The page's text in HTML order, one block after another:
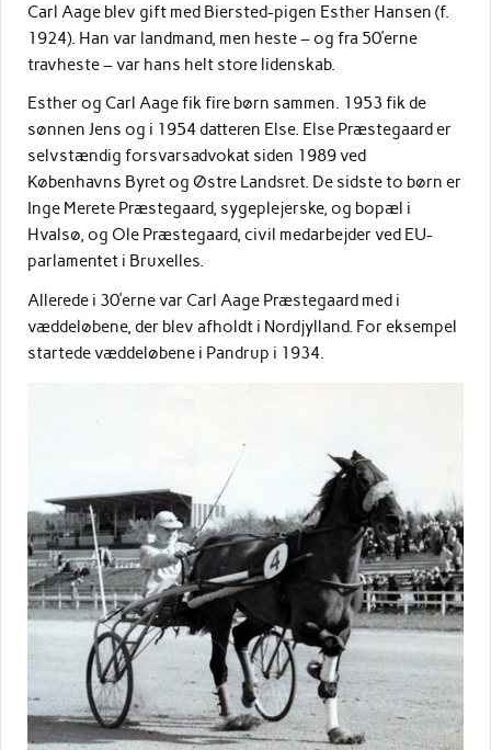
Carl Aage blev gift med Biersted-pigen Esther Hansen (f.
1924). Han var landmand, men heste – og fra 50’erne
travheste – var hans helt store lidenskab.
Esther og Carl Aage fik fire børn sammen. 1953 fik de
sønnen Jens og i 1954 datteren Else. Else Præstegaard er
selvstændig forsvarsadvokat siden 1989 ved
Københavns Byret og Østre Landsret. De sidste to børn er
Inge Merete Præstegaard, sygeplejerske, og bopæl i
Hvalsø, og Ole Præstegaard, civil medarbejder ved EU-
parlamentet i Bruxelles.
Allerede i 30’erne var Carl Aage Præstegaard med i
væddeløbene, der blev afholdt i Nordjylland. For eksempel
startede væddeløbene i Pandrup i 1934.